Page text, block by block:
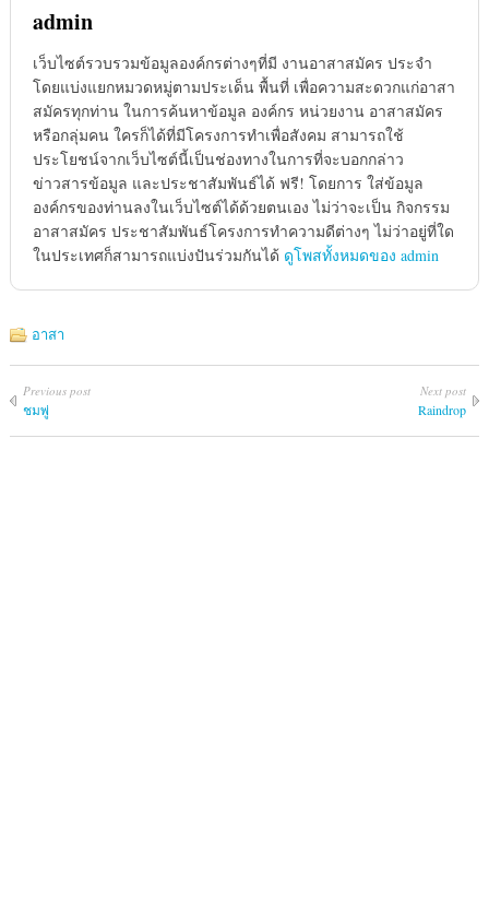
admin
เว็บไซต์รวบรวมข้อมูลองค์กรต่างๆที่มี งานอาสาสมัคร ประจำ
โดยแบ่งแยกหมวดหมู่ตามประเด็น พื้นที่ เพื่อความสะดวกแก่อาสา
สมัครทุกท่าน ในการค้นหาข้อมูล องค์กร หน่วยงาน อาสาสมัคร
หรือกลุ่มคน ใครก็ได้ที่มีโครงการทำเพื่อสังคม สามารถใช้
ประโยชน์จากเว็บไซต์นี้เป็นช่องทางในการที่จะบอกกล่าว
ข่าวสารข้อมูล และประชาสัมพันธ์ได้ ฟรี! โดยการ ใส่ข้อมูล
องค์กรของท่านลงในเว็บไซต์ได้ด้วยตนเอง ไม่ว่าจะเป็น กิจกรรม
อาสาสมัคร ประชาสัมพันธ์โครงการทำความดีต่างๆ ไม่ว่าอยู่ที่ใด
ในประเทศก็สามารถแบ่งปันร่วมกันได้ ดูโพสทั้งหมดของ admin
อาสา
Previous post
ชมพู่
Next post
Raindrop